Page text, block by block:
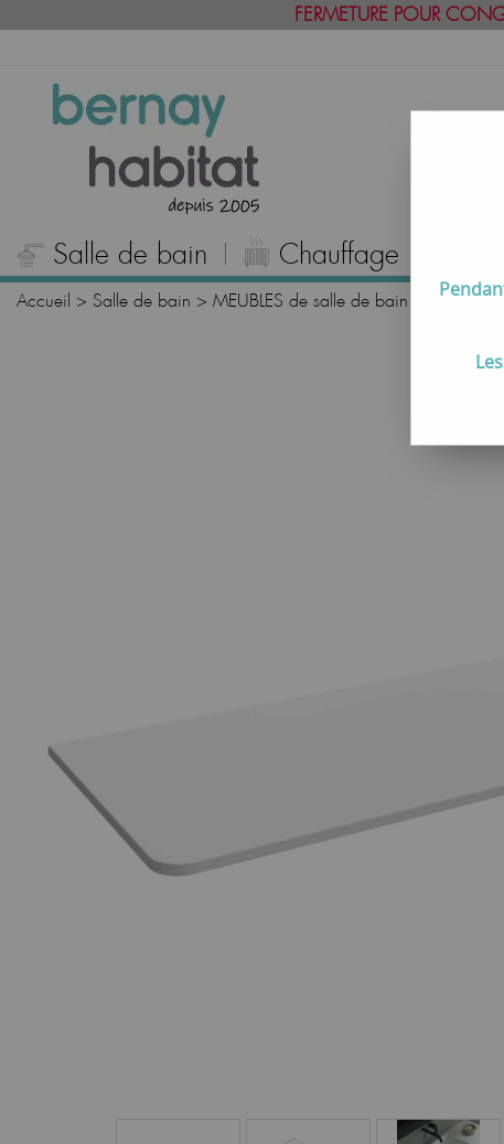
FERMETURE POUR
Salle de bain Chauffage
Accueil > Salle de bain > MEUBLES de salle de bain Plans de